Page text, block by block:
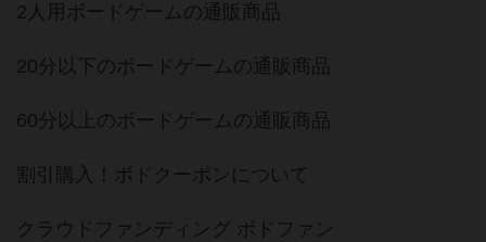
2人用ボードゲームの通販商品
20分以下のボードゲームの通販商品
60分以上のボードゲームの通販商品
割引購入！ボドクーポンについて
クラウドファンディング ボドファン